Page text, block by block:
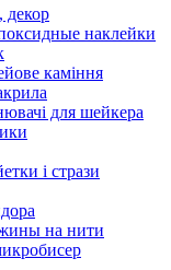
декор
наклейки
каміння
для шейкера
і стрази
на нити